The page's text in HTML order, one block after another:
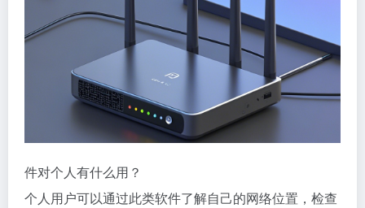
件对个人有什么用？
个人用户可以通过此类软件了解自己的网络位置，检查